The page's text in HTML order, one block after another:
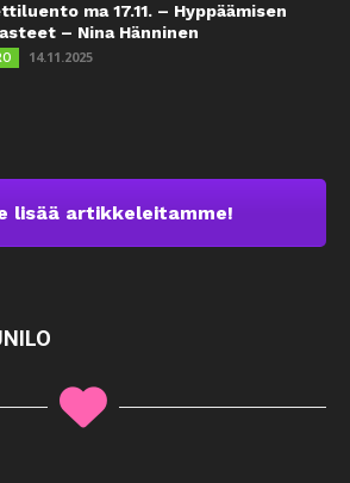
ma 17.11. – Hyppäämisen
– Nina Hänninen
14.11.2025
lisää artikkeleitamme!